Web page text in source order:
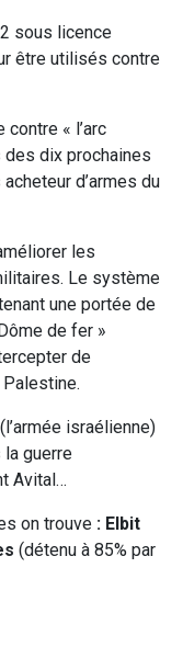
sous licence
être utilisés contre
« l’arc
dix prochaines
d’armes du
les
Le système
une portée de
de fer »
de
israélienne)
guerre
Avital…
on trouve : Elbit
(détenu à 85% par